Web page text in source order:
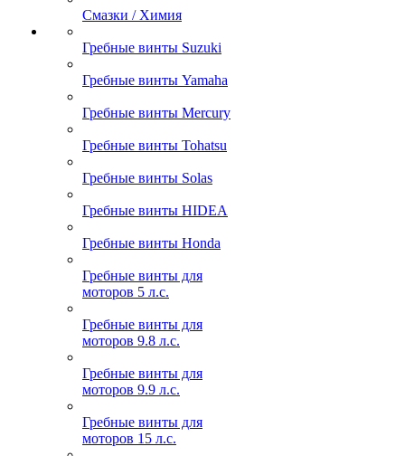
Смазки / Химия
Гребные винты Suzuki
Гребные винты Yamaha
Гребные винты Mercury
Гребные винты Tohatsu
Гребные винты Solas
Гребные винты HIDEA
Гребные винты Honda
Гребные винты для
моторов 5 л.с.
Гребные винты для
моторов 9.8 л.с.
Гребные винты для
моторов 9.9 л.с.
Гребные винты для
моторов 15 л.с.